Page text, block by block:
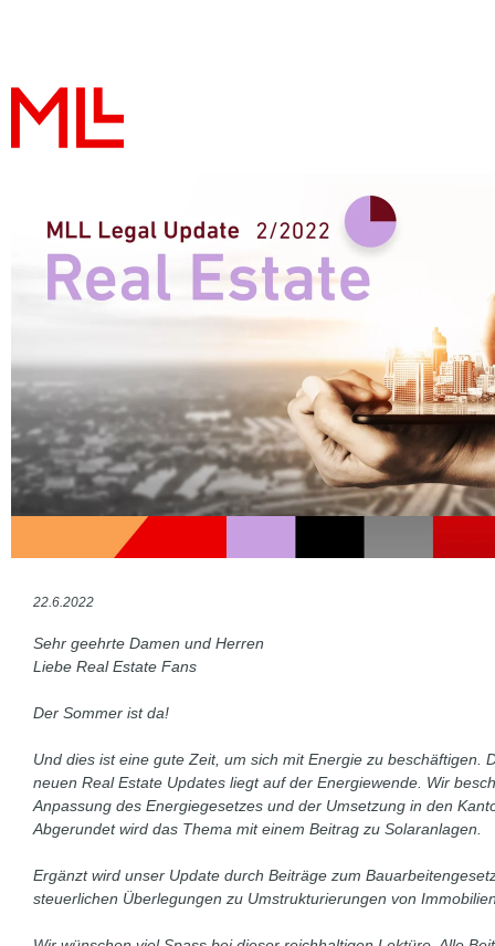
22.6.2022
Sehr geehrte Damen und Herren
Liebe Real Estate Fans
Der Sommer ist da!
Und dies ist eine gute Zeit, um sich mit Energie zu beschäftigen.
neuen Real Estate Updates liegt auf der Energiewende. Wir
Anpassung des Energiegesetzes und der Umsetzung in den
Abgerundet wird das Thema mit einem Beitrag zu Solaranlagen.
Ergänzt wird unser Update durch Beiträge zum
steuerlichen Überlegungen zu Umstrukturierungen von